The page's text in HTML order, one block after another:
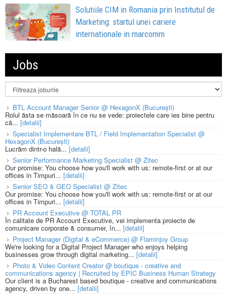
Solutiile CIM in Romania prin Institutul de
Marketing: startul unei cariere
internationale in marcomm
Jobs
BTL Account Manager Senior @ HexagonX (București)
Rolul ăsta se măsoară în ce nu se vede: proiectele care ies bine pentru
că... [detalii]
Specialist Implementare BTL / Field Implementation Specialist @
HexagonX (București)
Lucrăm dintr-o hală...[detalii]
Senior Performance Marketing Specialist @ Zitec
Our promise: You choose how you'll work with us: remote-first or at our
offices in Timpuri... [detalii]
Senior SEO & GEO Specialist @ Zitec
Our promise: You choose how you'll work with us: remote-first or at our
offices in Timpuri... [detalii]
PR Account Executive @ TOTAL PR
În calitate de PR Account Executive, vei implementa proiecte de
comunicare corporate & consumer, în... [detalii]
Project Manager (Digital & eCommerce) @ Flaminjoy Group
We're looking for a Digital Project Manager who enjoys helping
businesses grow through digital marketing... [detalii]
Photo & Video Content Creator @ boutique - creative and
communications agency | Recruited by EPIC Business Human Strategy
Our client is a Bucharest based boutique - creative and communications
agency, driven by one... [detalii]